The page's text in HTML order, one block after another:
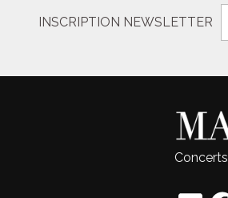
INSCRIPTION NEWSLETTER
Concerts